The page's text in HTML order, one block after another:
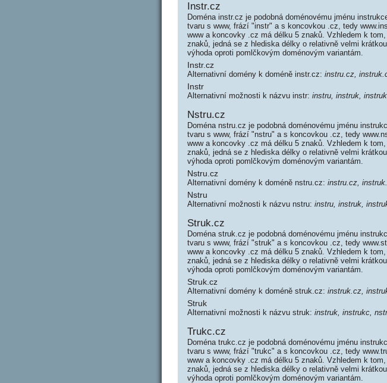
Instr.cz
Doména instr.cz je podobná doménovému jménu
tvaru s www, frází "instr" a s koncovkou .cz, tedy
www a koncovky .cz má délku 5 znaků. Vzhledem k
znaků, jedná se z hlediska délky o relativně velmi
výhoda oproti pomlčkovým doménovým variantám.
Instr.cz
Alternativní domény k doméně instr.cz: instru.cz,
Instr
Alternativní možnosti k názvu instr: instru, instruk,
Nstru.cz
Doména nstru.cz je podobná doménovému jménu
tvaru s www, frází "nstru" a s koncovkou .cz, tedy
www a koncovky .cz má délku 5 znaků. Vzhledem k
znaků, jedná se z hlediska délky o relativně velmi
výhoda oproti pomlčkovým doménovým variantám.
Nstru.cz
Alternativní domény k doméně nstru.cz: instru.cz,
Nstru
Alternativní možnosti k názvu nstru: instru, instruk,
Struk.cz
Doména struk.cz je podobná doménovému jménu
tvaru s www, frází "struk" a s koncovkou .cz, tedy
www a koncovky .cz má délku 5 znaků. Vzhledem k
znaků, jedná se z hlediska délky o relativně velmi
výhoda oproti pomlčkovým doménovým variantám.
Struk.cz
Alternativní domény k doméně struk.cz: instruk.cz,
Struk
Alternativní možnosti k názvu struk: instruk, instrukc,
Trukc.cz
Doména trukc.cz je podobná doménovému jménu
tvaru s www, frází "trukc" a s koncovkou .cz, tedy
www a koncovky .cz má délku 5 znaků. Vzhledem k
znaků, jedná se z hlediska délky o relativně velmi
výhoda oproti pomlčkovým doménovým variantám.